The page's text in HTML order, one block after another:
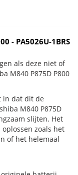
- PA5026U-1BRS
als deze niet of
M840 P875D P800
in dat dit de
M840 P875D
slijten. Het
zoals het
of het helemaal